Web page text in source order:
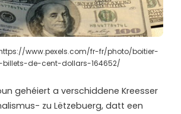
https://www.pexels.com/fr-fr/photo/boitier-
de-cent-dollars-164652/
gehéiert a verschiddene Kreesser
zu Lëtzebuerg, datt een